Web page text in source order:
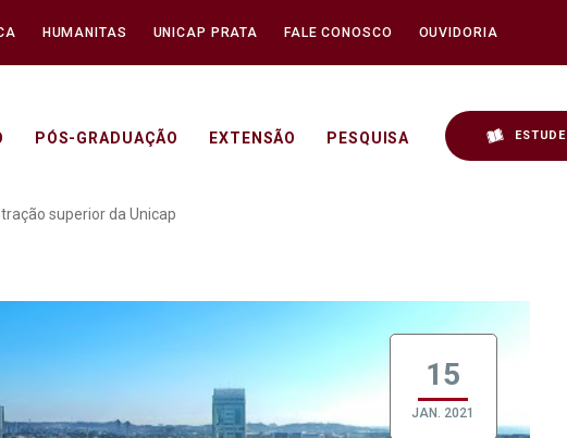
HUMANITAS UNICAP PRATA FALE CONOSCO OUVIDORIA
PÓS-GRADUAÇÃO EXTENSÃO PESQUISA
superior da
superior da Unicap
15
JAN. 2021